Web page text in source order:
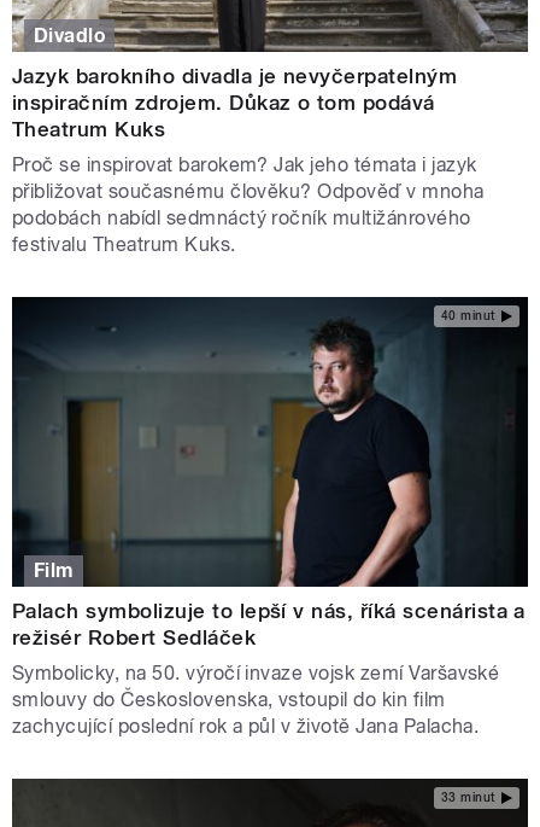
Divadlo
Jazyk barokního divadla je nevyčerpatelným
inspiračním zdrojem. Důkaz o tom podává
Theatrum Kuks
Proč se inspirovat barokem? Jak jeho témata i jazyk
přibližovat současnému člověku? Odpověď v mnoha
podobách nabídl sedmnáctý ročník multižánrového
festivalu Theatrum Kuks.
40 minut
Film
Palach symbolizuje to lepší v nás, říká scenárista a
režisér Robert Sedláček
Symbolicky, na 50. výročí invaze vojsk zemí Varšavské
smlouvy do Československa, vstoupil do kin film
zachycující poslední rok a půl v životě Jana Palacha.
33 minut